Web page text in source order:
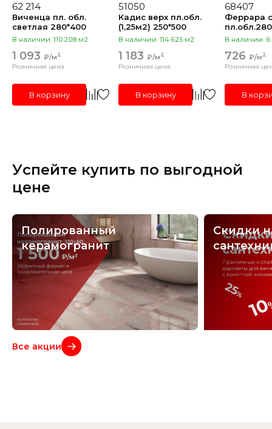
62 214
Виченца пл. обл.
светлая 280*400
В наличии: 110.208 м2
1 093 ₽/м2
Розничная цена
В корзину
51050
Кадис верх пл.обл.
(1,25м2) 250*500
В наличии: 114.625 м2
1 183 ₽/м2
Розничная цена
В корзину
68407
Феррара
В наличии:
726 ₽/м2
Розничная
В
Успейте купить по выгодной
цене
Полированный
керамогранит
Скидки
Все акции